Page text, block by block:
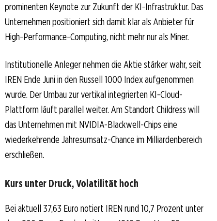
prominenten Keynote zur Zukunft der KI-Infrastruktur. Das
Unternehmen positioniert sich damit klar als Anbieter für
High-Performance-Computing, nicht mehr nur als Miner.
Institutionelle Anleger nehmen die Aktie stärker wahr, seit
IREN Ende Juni in den Russell 1000 Index aufgenommen
wurde. Der Umbau zur vertikal integrierten KI-Cloud-
Plattform läuft parallel weiter. Am Standort Childress will
das Unternehmen mit NVIDIA-Blackwell-Chips eine
wiederkehrende Jahresumsatz-Chance im Milliardenbereich
erschließen.
Kurs unter Druck, Volatilität hoch
Bei aktuell 37,63 Euro notiert IREN rund 10,7 Prozent unter